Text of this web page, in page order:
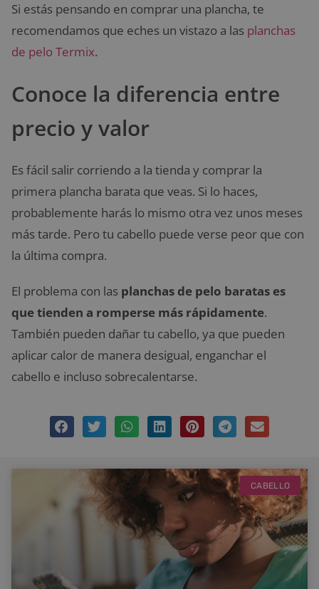
Si estás pensando en comprar una plancha, te
recomendamos que eches un vistazo a las planchas
de pelo Termix.
Conoce la diferencia entre
precio y valor
Es fácil salir corriendo a la tienda y comprar la
primera plancha barata que veas. Si lo haces,
probablemente harás lo mismo otra vez unos meses
más tarde. Pero tu cabello puede verse peor que con
la última compra.
El problema con las planchas de pelo baratas es
que tienden a romperse más rápidamente.
También pueden dañar tu cabello, ya que pueden
aplicar calor de manera desigual, enganchar el
cabello e incluso sobrecalentarse.
CABELLO